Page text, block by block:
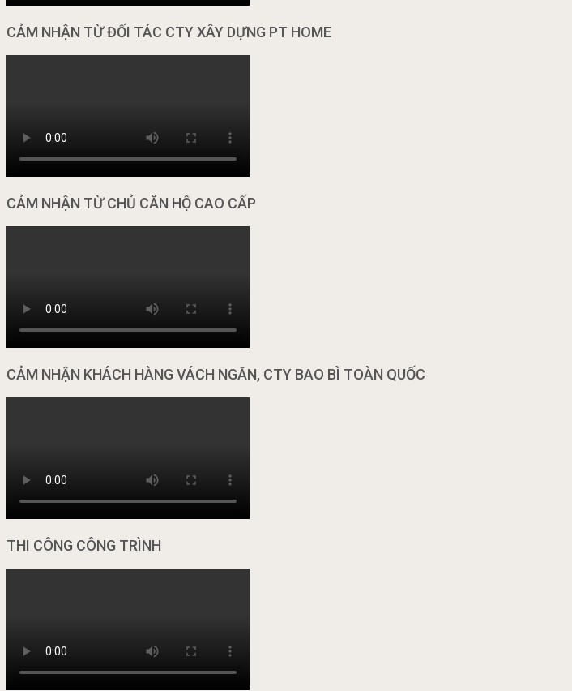
CẢM NHẬN TỪ ĐỐI TÁC CTY XÂY DỰNG PT HOME
CẢM NHẬN TỪ CHỦ CĂN HỘ CAO CẤP
CẢM NHẬN KHÁCH HÀNG VÁCH NGĂN, CTY BAO BÌ TOÀN QUỐC
THI CÔNG CÔNG TRÌNH